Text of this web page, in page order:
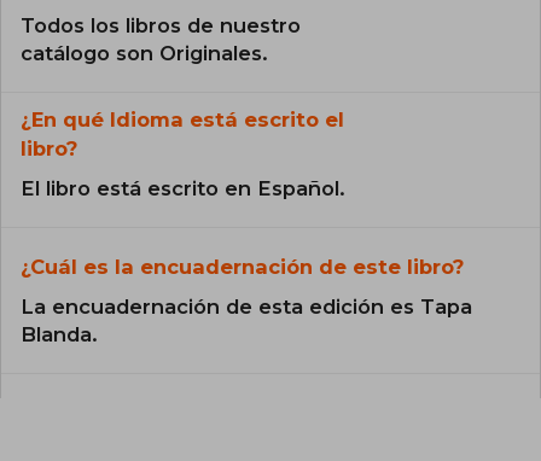
Todos los libros de nuestro
catálogo son Originales.
¿En qué Idioma está escrito el
libro?
El libro está escrito en Español.
¿Cuál es la encuadernación de este libro?
La encuadernación de esta edición es Tapa
Blanda.